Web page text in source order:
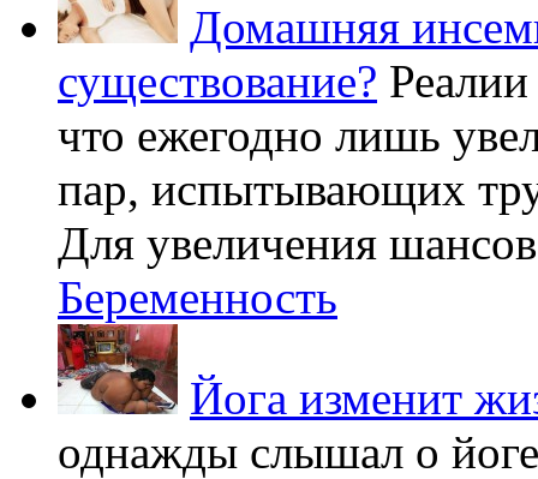
Домашняя
существование?
что ежегодно лишь
пар, испытывающих
Для увеличения
Беременность
Йога изменит
однажды слышал о